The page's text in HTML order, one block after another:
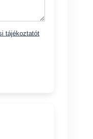
tájékoztatót